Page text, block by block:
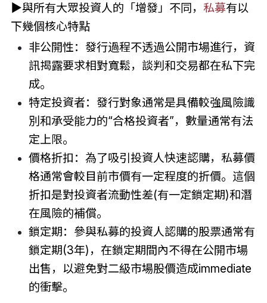
▶與所有大眾投資人的「增發」不同， 私募有以
下幾個核心特點
非公開性：發行過程不透過公開市場進行，資
訊揭露要求相對寬鬆，談判和交易都在私下完
成。
特定投資者：發行對象通常是具備較強風險識
別和承受能力的“合格投資者”，數量通常有法
定上限。
價格折扣：為了吸引投資人快速認購，私募價
格通常會較目前市價有一定程度的折價。這個
折扣是對投資者流動性差(有一定鎖定期)和潛
在風險的補償。
鎖定期：參與私募的投資人認購的股票通常有
鎖定期(3年)，在鎖定期間內不得在公開市場
出售，以避免對二級市場股價造成immediate
的衝擊。